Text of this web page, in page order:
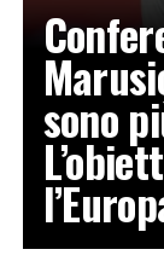
sono